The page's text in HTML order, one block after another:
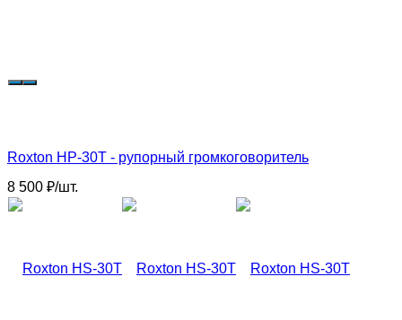
Roxton HP-30T - рупорный громкоговоритель
8 500 ₽/шт.